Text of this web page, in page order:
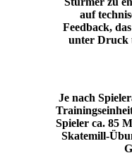
auf
Feedback,
unter Druck
Je nach
Spieler ca. 85
Skatemill-